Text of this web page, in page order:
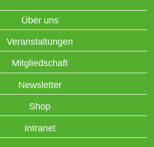
Über uns
Veranstaltungen
Mitgliedschaft
Newsletter
Shop
Intranet